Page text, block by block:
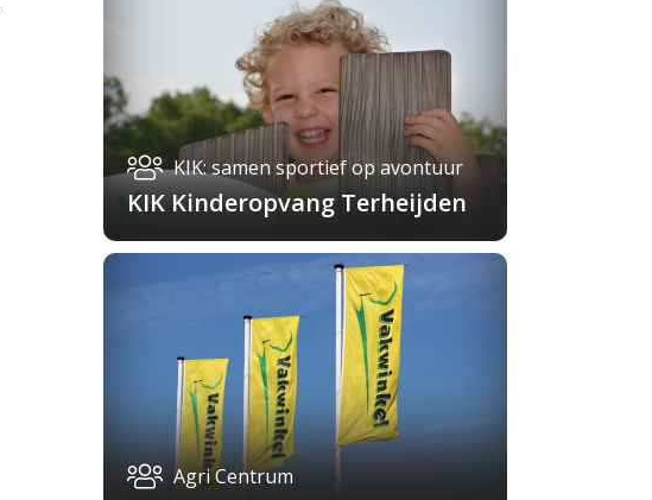
KIK: samen sportief op avontuur
KIK Kinderopvang Terheijden
Agri Centrum